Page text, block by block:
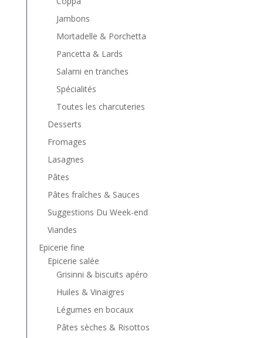
Jambons
Mortadelle & Porchetta
Pancetta & Lards
Salami en tranches
Spécialités
Toutes les charcuteries
Desserts
Fromages
Lasagnes
Pâtes
Pâtes fraîches & Sauces
Suggestions Du Week-end
Viandes
Epicerie fine
Epicerie salée
Grisinni & biscuits apéro
Huiles & Vinaigres
Légumes en bocaux
Pâtes sèches & Risottos